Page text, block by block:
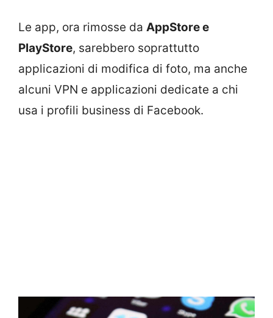
Le app, ora rimosse da AppStore e
PlayStore, sarebbero soprattutto
applicazioni di modifica di foto, ma anche
alcuni VPN e applicazioni dedicate a chi
usa i profili business di Facebook.